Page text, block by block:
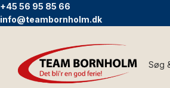
+45 56 95 85 66
info@teambornholm.dk
Søg